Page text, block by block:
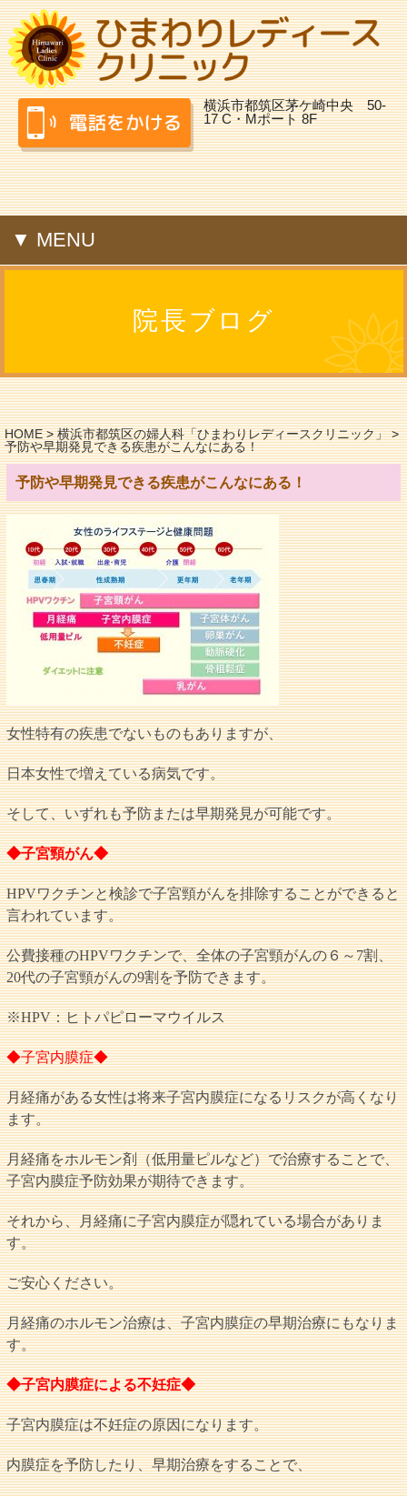
横浜市都筑区茅ケ崎中央 50-
17 C・Mポート 8F
▼ MENU
院長ブログ
HOME>横浜市都筑区の婦人科「ひまわりレディースクリニック」>
予防や早期発見できる疾患がこんなにある！
予防や早期発見できる疾患がこんなにある！
女性特有の疾患でないものもありますが、
日本女性で増えている病気です。
そして、いずれも予防または早期発見が可能です。
◆子宮頸がん◆
HPVワクチンと検診で子宮頸がんを排除することができると
言われています。
公費接種のHPVワクチンで、全体の子宮頸がんの６～7割、
20代の子宮頸がんの9割を予防できます。
※HPV：ヒトパピローマウイルス
◆子宮内膜症◆
月経痛がある女性は将来子宮内膜症になるリスクが高くなり
ます。
月経痛をホルモン剤（低用量ピルなど）で治療することで、
子宮内膜症予防効果が期待できます。
それから、月経痛に子宮内膜症が隠れている場合がありま
す。
ご安心ください。
月経痛のホルモン治療は、子宮内膜症の早期治療にもなりま
す。
◆子宮内膜症による不妊症◆
子宮内膜症は不妊症の原因になります。
内膜症を予防したり、早期治療をすることで、